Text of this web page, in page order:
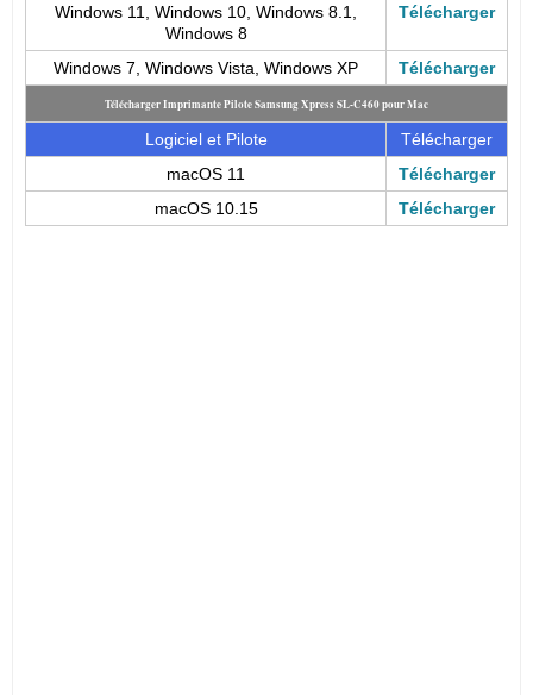
Windows 11, Windows 10, Windows 8.1,
Windows 8
Télécharger
Windows 7, Windows Vista, Windows XP Télécharger
Télécharger Imprimante Pilote Samsung Xpress SL-C460 pour Mac
Logiciel et Pilote
Télécharger
macOS 11
Télécharger
macOS 10.15
Télécharger